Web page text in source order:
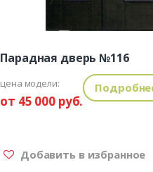
Парадная дверь №116
цена модели:
от 45 000 руб.
Добавить в избранное